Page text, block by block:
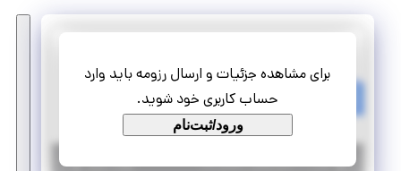
برای مشاهده جزئیات و ارسال رزومه باید وارد
حساب کاربری خود شوید.
ورود/ثبت‌نام
استخدام بازاریاب تجهیزات پزشکی
پاره وقت تمام وقت
تهران |۷ سال پیش | منقضی شده جزئیات بیشتر